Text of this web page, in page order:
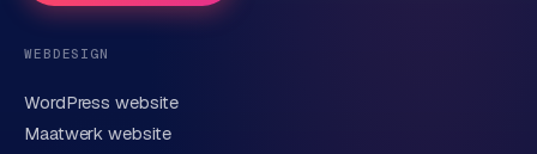
Telefoonnummer(optioneel)
E-mail
WEBDESIGN
WordPress website
Maatwerk website